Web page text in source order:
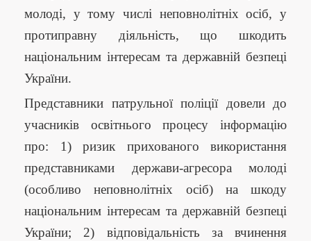
молоді, у тому числі неповнолітніх осіб, у
протиправну діяльність, що шкодить
національним інтересам та державній безпеці
України.
Представники патрульної поліції довели до
учасників освітнього процесу інформацію
про: 1) ризик прихованого використання
представниками держави-агресора молоді
(особливо неповнолітніх осіб) на шкоду
національним інтересам та державній безпеці
України; 2) відповідальність за вчинення